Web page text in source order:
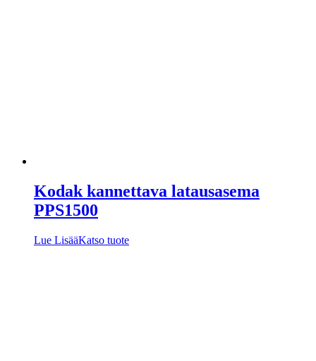
Kodak kannettava latausasema
PPS1500
Lue LisääKatso tuote